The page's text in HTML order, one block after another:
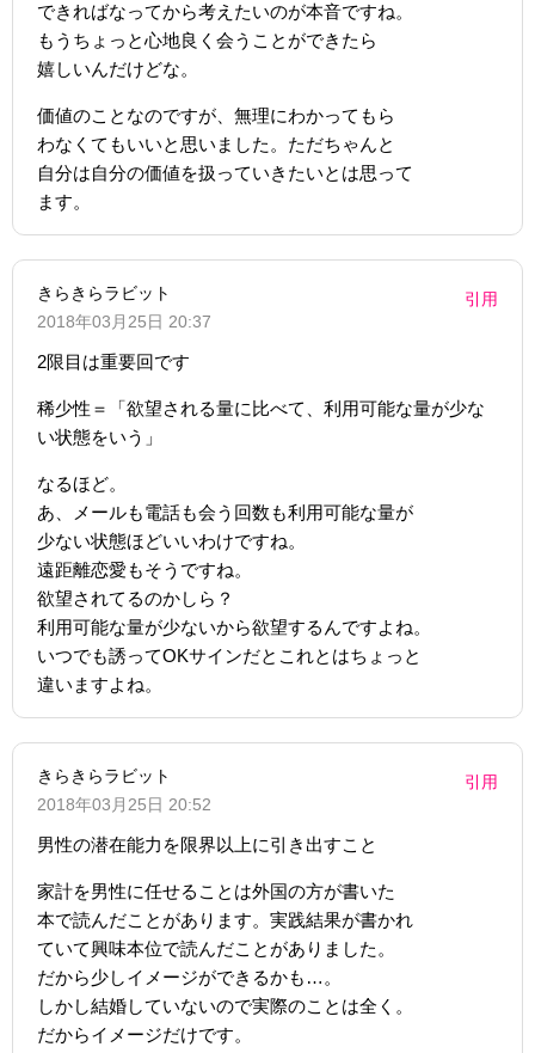
できればなってから考えたいのが本音ですね。
もうちょっと心地良く会うことができたら
嬉しいんだけどな。
価値のことなのですが、無理にわかってもら
わなくてもいいと思いました。ただちゃんと
自分は自分の価値を扱っていきたいとは思って
ます。
きらきらラビット
2018年03月25日 20:37
引用
2限目は重要回です
稀少性＝「欲望される量に比べて、利用可能な量が少な
い状態をいう」
なるほど。
あ、メールも電話も会う回数も利用可能な量が
少ない状態ほどいいわけですね。
遠距離恋愛もそうですね。
欲望されてるのかしら？
利用可能な量が少ないから欲望するんですよね。
いつでも誘ってOKサインだとこれとはちょっと
違いますよね。
きらきらラビット
2018年03月25日 20:52
引用
男性の潜在能力を限界以上に引き出すこと
家計を男性に任せることは外国の方が書いた
本で読んだことがあります。実践結果が書かれ
ていて興味本位で読んだことがありました。
だから少しイメージができるかも…。
しかし結婚していないので実際のことは全く。
だからイメージだけです。